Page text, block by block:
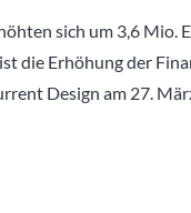
sich um 3,6 Mio.
die Erhöhung der
Design am 27.